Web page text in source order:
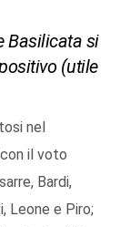
Basilicata si
(utile
nel
il voto
Bardi,
Leone e Piro;